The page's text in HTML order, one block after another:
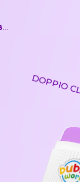
MICKEY MOUSE - BOLLA DI SAPONE BUBBLE WORLD
DOPPIO